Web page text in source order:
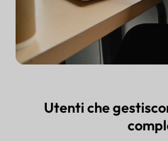
Utenti che